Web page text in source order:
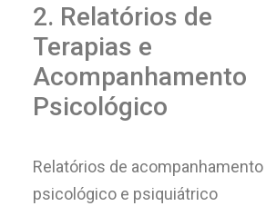
2. Relatórios de
Terapias e
Acompanhamento
Psicológico
Relatórios de acompanhamento
psicológico e psiquiátrico